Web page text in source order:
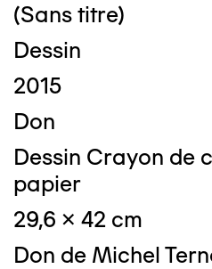
(Sans titre)
Dessin
2015
Don
Dessin Crayon de
papier
29,6 x 42 cm
Don de Michel